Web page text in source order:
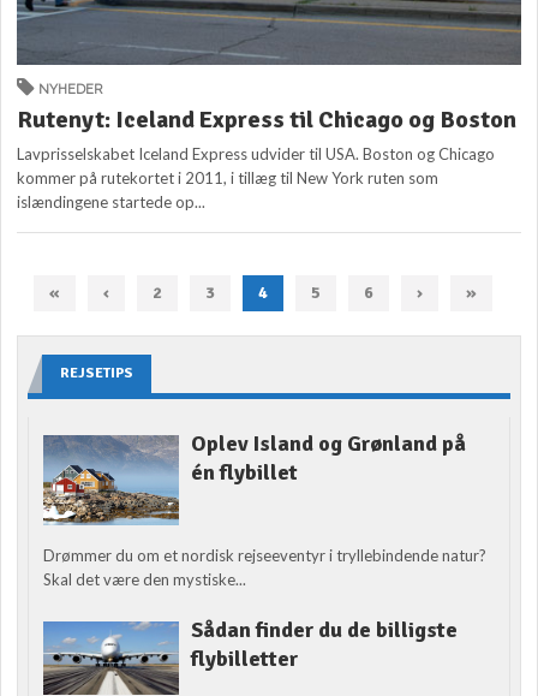
NYHEDER
Rutenyt: Iceland Express til Chicago og Boston
Lavprisselskabet Iceland Express udvider til USA. Boston og Chicago
kommer på rutekortet i 2011, i tillæg til New York ruten som
islændingene startede op...
« ‹ 2 3 4 5 6 › »
REJSETIPS
Oplev Island og Grønland på
én flybillet
Drømmer du om et nordisk rejseeventyr i tryllebindende natur?
Skal det være den mystiske...
Sådan finder du de billigste
flybilletter